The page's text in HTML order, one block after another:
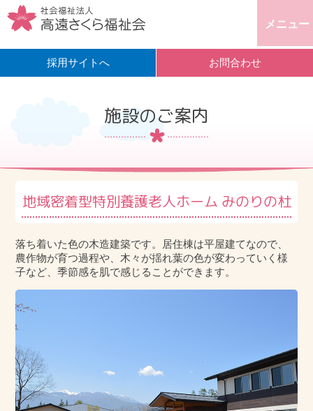
採用サイトへ お問合わせ
メニュー
施設のご案内
地域密着型特別養護老人ホーム みのりの杜
落ち着いた色の木造建築です。居住棟は平屋建てなので、
農作物が育つ過程や、木々が揺れ葉の色が変わっていく様
子など、季節感を肌で感じることができます。